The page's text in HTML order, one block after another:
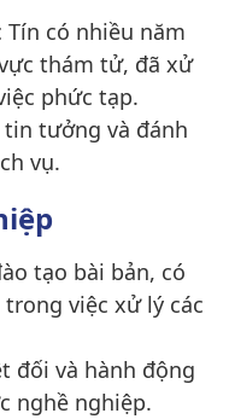
có nhiều năm
thám tử, đã xử
phức tạp.
tưởng và đánh
vụ.
tạo bài bản, có
việc xử lý các
đối và hành động
nghề nghiệp.